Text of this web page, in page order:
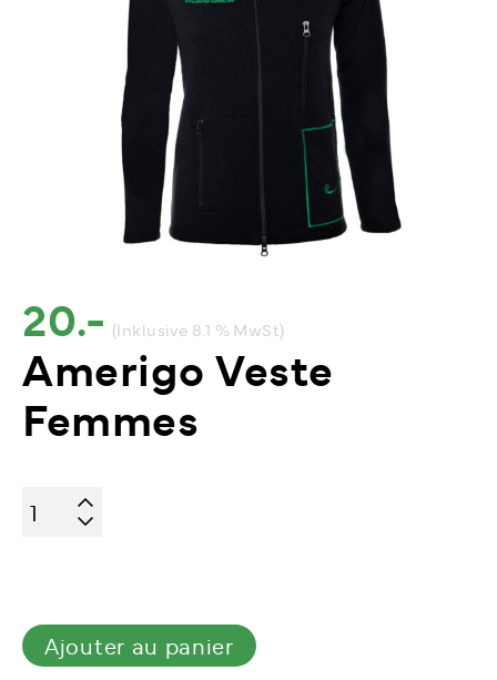
20.- (Inklusive 8.1 % MwSt)
Amerigo Veste
Femmes
quantité
de
Ajouter au panier